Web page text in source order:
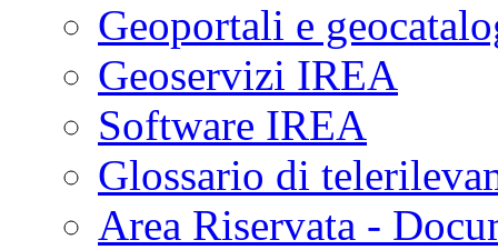
Geoportali e
Geoservizi IREA
Software IREA
Glossario di
Area Riservata -